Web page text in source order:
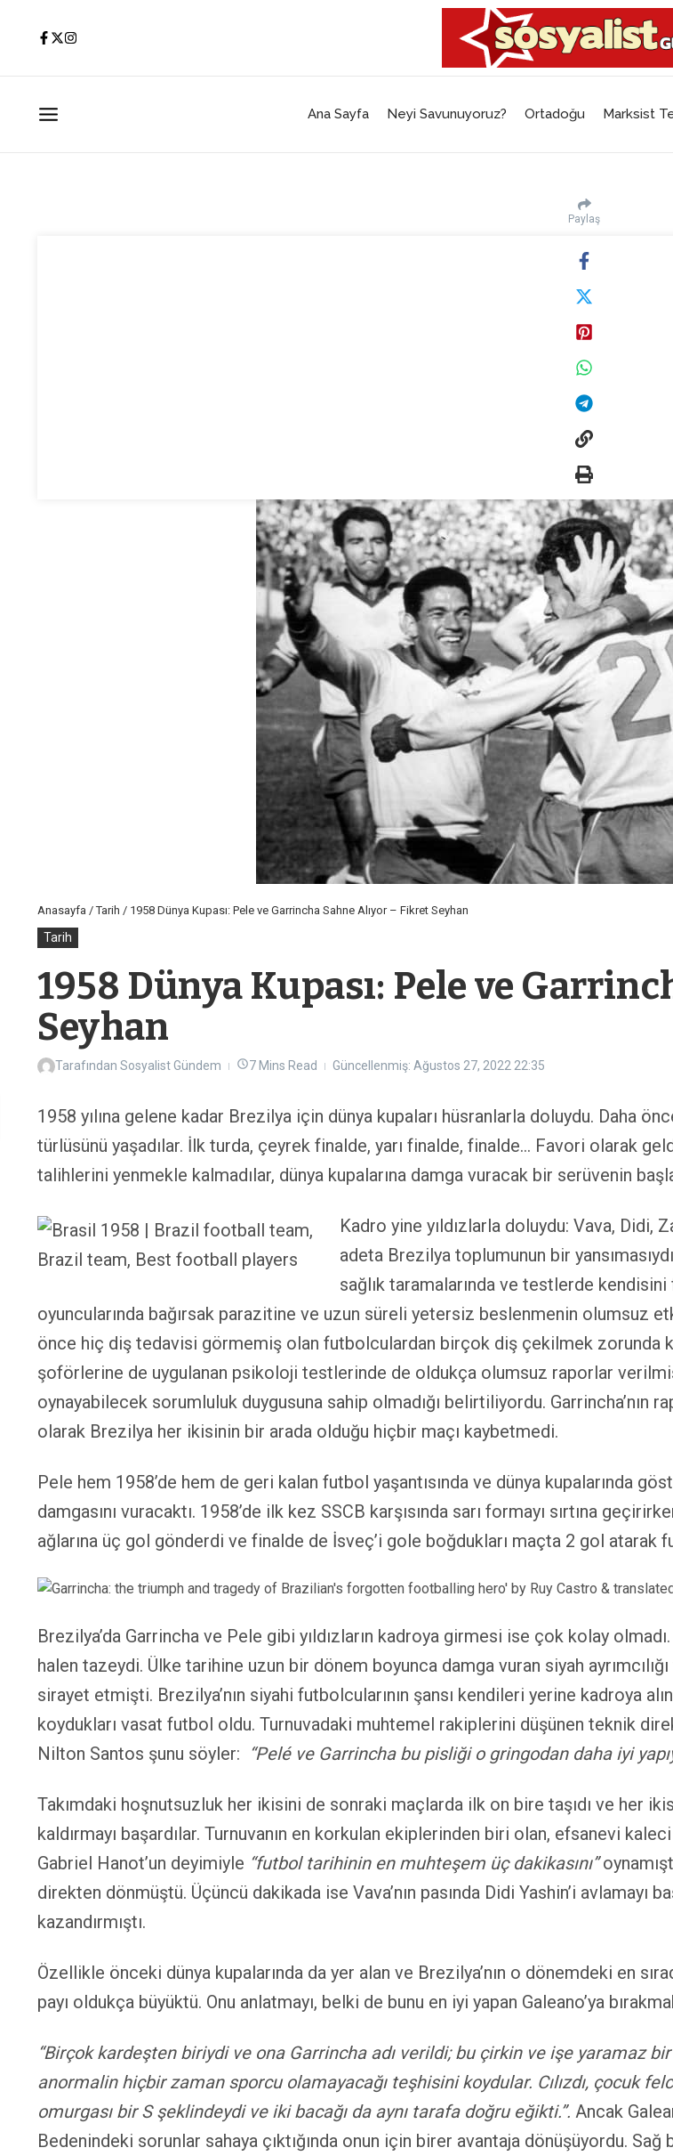
Ana Sayfa Neyi Savunuyoruz? Ortadoğu Marksist
Paylaş
Anasayfa /Tarih / 1958 Dünya Kupası: Pele ve Garrincha Sahne Alıyor – Fikret Seyhan
Tarih
1958 Dünya Kupası: Pele ve
Seyhan
Tarafından Sosyalist Gündem 7 Mins Read Güncellenmiş: Ağustos 27, 2022 22:35
1958 yılına gelene kadar Brezilya için dünya kupaları hüsranlarla doluydu. Daha
türlüsünü yaşadılar. İlk turda, çeyrek finalde, yarı finalde, finalde… Favori olarak
talihlerini yenmekle kalmadılar, dünya kupalarına damga vuracak bir serüvenin
Kadro yine yıldızlarla doluydu: Vava, Didi,
adeta Brezilya toplumunun bir
sağlık taramalarında ve testlerde
oyuncularında bağırsak parazitine ve uzun süreli yetersiz beslenmenin olumsuz
önce hiç diş tedavisi görmemiş olan futbolculardan birçok diş çekilmek zorunda
şoförlerine de uygulanan psikoloji testlerinde de oldukça olumsuz raporlar
oynayabilecek sorumluluk duygusuna sahip olmadığı belirtiliyordu. Garrincha’nın
olarak Brezilya her ikisinin bir arada olduğu hiçbir maçı kaybetmedi.
Pele hem 1958’de hem de geri kalan futbol yaşantısında ve dünya kupalarında
damgasını vuracaktı. 1958’de ilk kez SSCB karşısında sarı formayı sırtına
ağlarına üç gol gönderdi ve finalde de İsveç’i gole boğdukları maçta 2 gol atarak
Brezilya’da Garrincha ve Pele gibi yıldızların kadroya girmesi ise çok kolay
halen tazeydi. Ülke tarihine uzun bir dönem boyunca damga vuran siyah
sirayet etmişti. Brezilya’nın siyahi futbolcularının şansı kendileri yerine kadroya
koydukları vasat futbol oldu. Turnuvadaki muhtemel rakiplerini düşünen teknik
Nilton Santos şunu söyler: “Pelé ve Garrincha bu pisliği o gringodan daha iyi
Takımdaki hoşnutsuzluk her ikisini de sonraki maçlarda ilk on bire taşıdı ve her
kaldırmayı başardılar. Turnuvanın en korkulan ekiplerinden biri olan, efsanevi
Gabriel Hanot’un deyimiyle “futbol tarihinin en muhteşem üç dakikasını”
direkten dönmüştü. Üçüncü dakikada ise Vava’nın pasında Didi Yashin’i avlamayı
kazandırmıştı.
Özellikle önceki dünya kupalarında da yer alan ve Brezilya’nın o dönemdeki en
payı oldukça büyüktü. Onu anlatmayı, belki de bunu en iyi yapan Galeano’ya
“Birçok kardeşten biriydi ve ona Garrincha adı verildi; bu çirkin ve işe yaramaz
anormalin hiçbir zaman sporcu olamayacağı teşhisini koydular. Cılızdı, çocuk
omurgası bir S şeklindeydi ve iki bacağı da aynı tarafa doğru eğikti.”. Ancak
Bedenindeki sorunlar sahaya çıktığında onun için birer avantaja dönüşüyordu. Sağ